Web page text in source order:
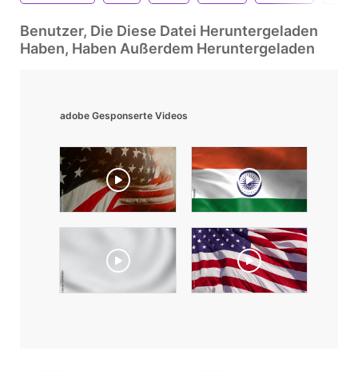
Benutzer, Die Diese Datei Heruntergeladen
Haben, Haben Außerdem Heruntergeladen
adobe Gesponserte Videos